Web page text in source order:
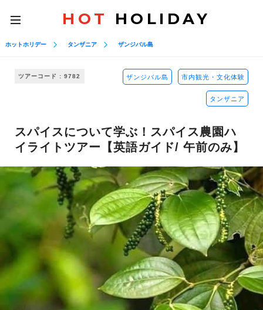
toggle
navigation
HOT HOLIDAY
ホットホリデー タンザニア ザンジバル島
ツアーコード : 9782 ザンジバル島 市内観光・文化体験
タンザニア
スパイスについて学ぶ！スパイス農園ハ
イライトツアー【英語ガイド/ 午前のみ】